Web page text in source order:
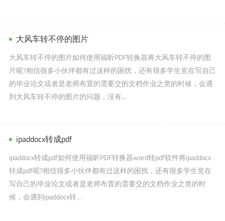
大风车转不停的图片
大风车转不停的图片如何使用福昕PDF转换器将大风车转不停的图
片呢?相信很多小伙伴都有过这样的困扰，还有很多学生党在写自己
的毕业论文或者是老师布置的需要交的文档作业之类的时候，会遇
到大风车转不停的图片的问题，没有...
ipaddocx转成pdf
ipaddocx转成pdf如何使用福昕PDF转换器word转pdf软件将ipaddocx
转成pdf呢?相信很多小伙伴都有过这样的困扰，还有很多学生党在
写自己的毕业论文或者是老师布置的需要交的文档作业之类的时
候，会遇到ipaddocx转...